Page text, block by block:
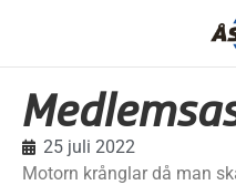
25 juli 2022
Motorn krånglar då man